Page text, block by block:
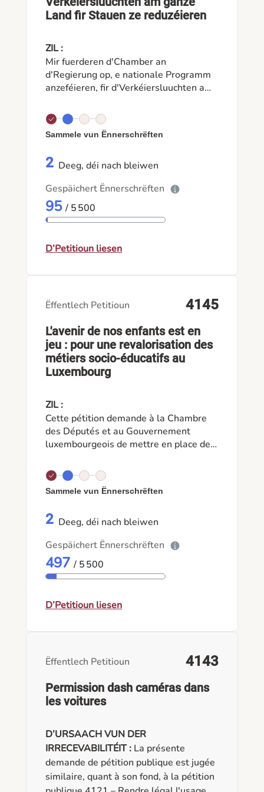
Land fir Stauen ze reduzéieren
ZIL :
Mir fuerderen d'Chamber an
d'Regierung op, e nationale Programm
anzeféieren, fir d'Verkéiersluuchten am
intelligent Systemer ze moderniséieren,
déi sech an Echtzäit un de Verkéiersfloss
upassen.
Sammele vun Ënnerschrëften
2 Deeg, déi nach bleiwen
Gespäichert Ënnerschrëften
95 / 5 500
D’Petitioun liesen
L'avenir de nos enfants est en
jeu : pour une revalorisation des
métiers socio-éducatifs au
Luxembourg
Ëffentlech Petitioun 4145
ZIL :
Cette pétition demande à la Chambre
des Députés et au Gouvernement
luxembourgeois de mettre en place des
métiers socio-éducatifs, en particulier
dans les structures d'accueil du secteur
privé. Nous demandons une meilleure
l'expérience professionnelle, une
un encadrement des journées d'essai,
une valorisation des compétences des
éducateurs diplômés ainsi qu'une
responsabilités exercées auprès des
enfants. Investir dans les professionnels
Sammele vun Ënnerschrëften
2 Deeg, déi nach bleiwen
Gespäichert Ënnerschrëften
497 / 5 500
D’Petitioun liesen
Permission dash caméras dans
les voitures
Ëffentlech Petitioun 4143
D’URSAACH VUN DER
IRRECEVABILITÉIT : La présente
demande de pétition publique est jugée
similaire, quant à son fond, à la pétition